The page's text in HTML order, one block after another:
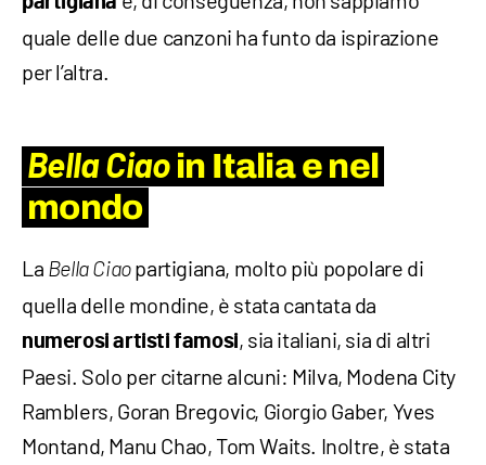
quale delle due canzoni ha funto da ispirazione
per l’altra.
Bella Ciaoin Italia e nel
mondo
La Bella Ciaopartigiana, molto più popolare di
quella delle mondine, è stata cantata da
numerosi artisti famosi, sia italiani, sia di altri
Paesi. Solo per citarne alcuni: Milva, Modena City
Ramblers, Goran Bregovic, Giorgio Gaber, Yves
Montand, Manu Chao, Tom Waits. Inoltre, è stata